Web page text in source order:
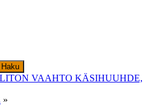
Haku
VAAHTO KÄSIHUUHDE,
»